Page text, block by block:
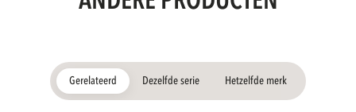
Gerelateerd Dezelfde serie Hetzelfde merk